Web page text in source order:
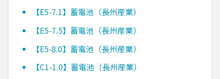
【E5-7.1】蓄電池（長州産業）
【E5-7.5】蓄電池（長州産業）
【E5-8.0】蓄電池（長州産業）
【C1-1.0】蓄電池（長州産業）